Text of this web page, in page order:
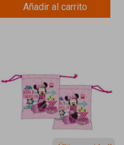
Añadir al carrito